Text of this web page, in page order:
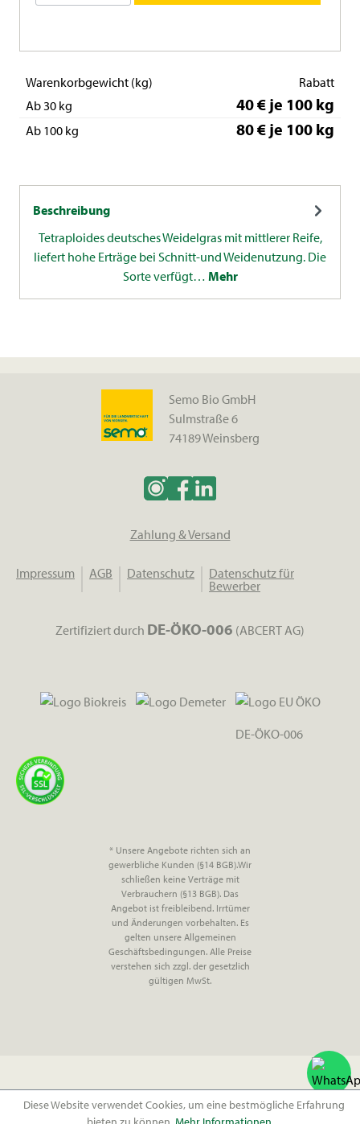
Warenkorbgewicht (kg)
Rabatt
Ab 30 kg
40 € je 100 kg
Ab 100 kg 80 € je 100 kg
Beschreibung
Tetraploides deutsches Weidelgras mit mittlerer Reife,
liefert hohe Erträge bei Schnitt-und Weidenutzung. Die
Sorte verfügt… Mehr
Semo Bio GmbH
Sulmstraße 6
74189 Weinsberg
Zahlung & Versand
Impressum AGB Datenschutz
Datenschutz für
Bewerber
Zertifiziert durch DE-ÖKO-006 (ABCERT AG)
DE-ÖKO-006
* Unsere Angebote richten sich an
gewerbliche Kunden (§14 BGB).Wir
schließen keine Verträge mit
Verbrauchern (§13 BGB). Das
Angebot ist freibleibend. Irrtümer
und Änderungen vorbehalten. Es
gelten unsere Allgemeinen
Geschäftsbedingungen. Alle Preise
verstehen sich zzgl. der gesetzlich
gültigen MwSt.
Diese Website verwendet Cookies, um eine bestmögliche Erfahrung